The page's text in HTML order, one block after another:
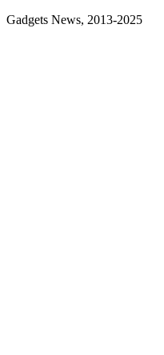
Gadgets News, 2013-2025